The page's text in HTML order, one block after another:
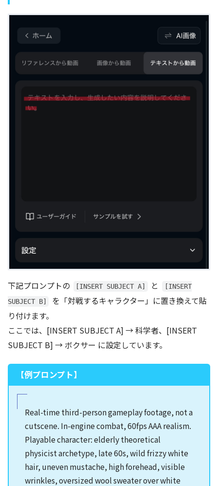
下記プロンプトの [INSERT SUBJECT A] と
[INSERT
SUBJECT B]
を「対戦するキャラクター」に置き換えて貼
り付けます。
ここでは、[INSERT SUBJECT A] → 科学者、[INSERT
SUBJECT B] → ボクサー に設定しています。
【例プロンプト】
Real-time third-person gameplay footage, not a
cutscene. In-engine combat, 60fps AAA realism.
Playable character: elderly theoretical
physicist archetype, late 60s, wild frizzy white
hair, uneven mustache, high forehead, visible
wrinkles, oversized wool sweater over white